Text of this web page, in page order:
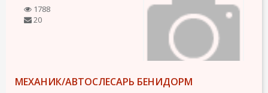
1788
20
МЕХАНИК/АВТОСЛЕСАРЬ БЕНИДОРМ